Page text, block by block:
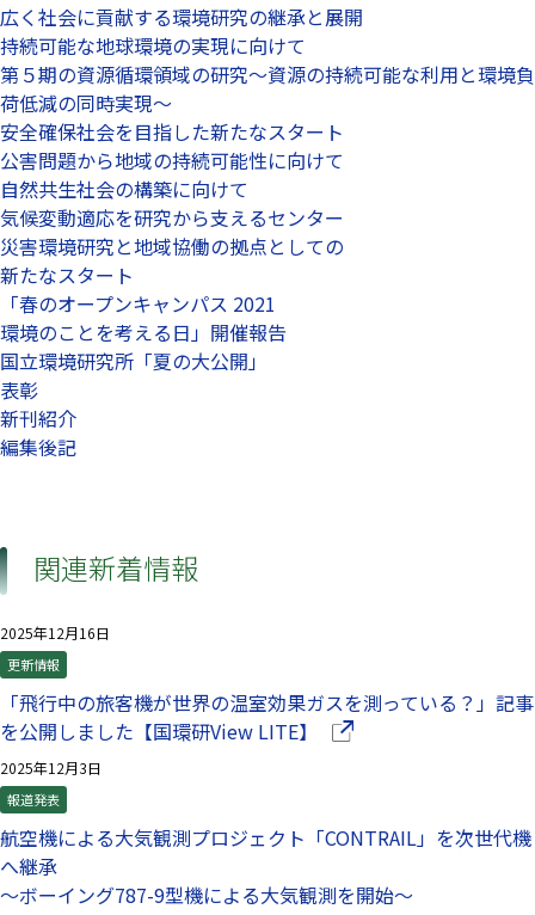
広く社会に貢献する環境研究の継承と展開
持続可能な地球環境の実現に向けて
第５期の資源循環領域の研究～資源の持続可能な利用と環境負
荷低減の同時実現～
安全確保社会を目指した新たなスタート
公害問題から地域の持続可能性に向けて
自然共生社会の構築に向けて
気候変動適応を研究から支えるセンター
災害環境研究と地域協働の拠点としての
新たなスタート
「春のオープンキャンパス 2021
環境のことを考える日」開催報告
国立環境研究所「夏の大公開」
表彰
新刊紹介
編集後記
関連新着情報
2025年12月16日
更新情報
「飛行中の旅客機が世界の温室効果ガスを測っている？」記事
を公開しました【国環研View LITE】
（別ウインドウで開きま
2025年12月3日
報道発表
航空機による大気観測プロジェクト「CONTRAIL」を次世代機
へ継承
～ボーイング787-9型機による大気観測を開始～